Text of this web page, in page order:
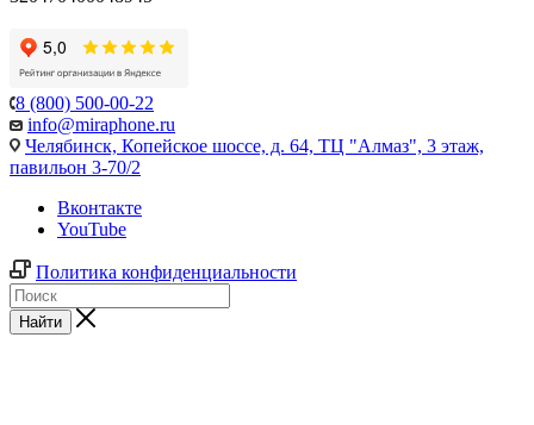
8 (800) 500-00-22
info@miraphone.ru
Челябинск, Копейское шоссе, д. 64, ТЦ "Алмаз", 3 этаж,
павильон 3-70/2
Вконтакте
YouTube
Политика конфиденциальности
Найти